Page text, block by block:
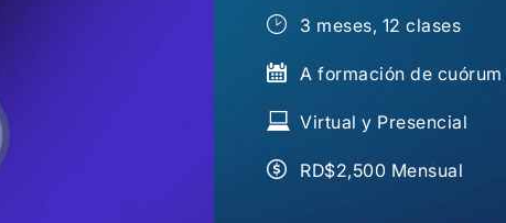
3 meses, 12 clases
A formación de cuórum
Virtual y Presencial
RD$2,500 Mensual